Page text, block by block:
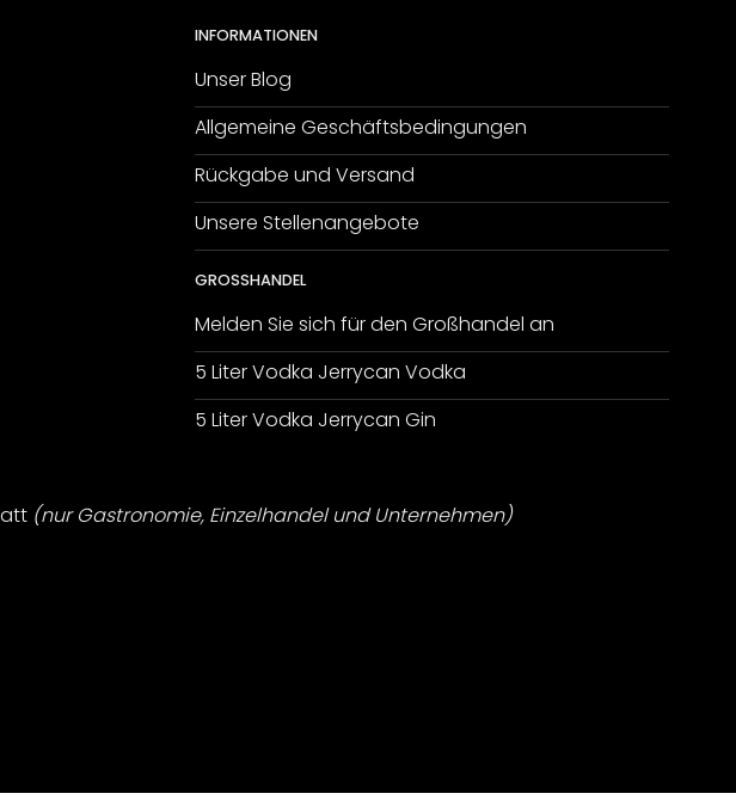
INFORMATIONEN
Unser Blog
Allgemeine Geschäftsbedingungen
Rückgabe und Versand
Unsere Stellenangebote
GROSSHANDEL
Melden Sie sich für den Großhandel an
5 Liter Vodka Jerrycan Vodka
5 Liter Vodka Jerrycan Gin
(nur Gastronomie, Einzelhandel und Unternehmen)